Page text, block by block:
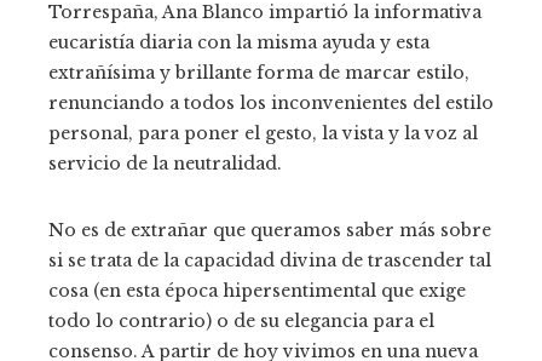
Torrespaña, Ana Blanco impartió la informativa
eucaristía diaria con la misma ayuda y esta
extrañísima y brillante forma de marcar estilo,
renunciando a todos los inconvenientes del estilo
personal, para poner el gesto, la vista y la voz al
servicio de la neutralidad.
No es de extrañar que queramos saber más sobre
si se trata de la capacidad divina de trascender tal
cosa (en esta época hipersentimental que exige
todo lo contrario) o de su elegancia para el
consenso. A partir de hoy vivimos en una nueva